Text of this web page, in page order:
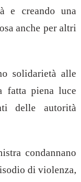
e creando una
anche per altri
solidarietà alle
fatta piena luce
delle autorità
condannano
di violenza,